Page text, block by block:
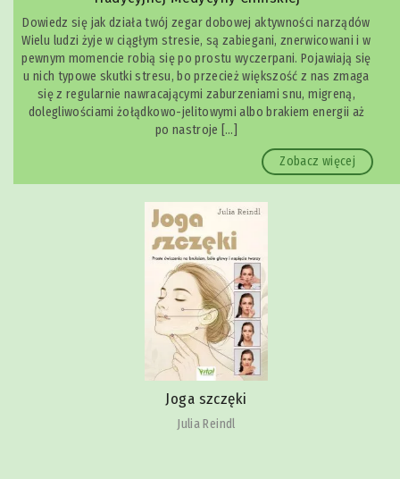
Dowiedz się jak działa twój zegar dobowej aktywności narządów
Wielu ludzi żyje w ciągłym stresie, są zabiegani, znerwicowani i w
pewnym momencie robią się po prostu wyczerpani. Pojawiają się
u nich typowe skutki stresu, bo przecież większość z nas zmaga
się z regularnie nawracającymi zaburzeniami snu, migreną,
dolegliwościami żołądkowo-jelitowymi albo brakiem energii aż
po nastroje […]
Zobacz więcej
Joga szczęki
Julia Reindl